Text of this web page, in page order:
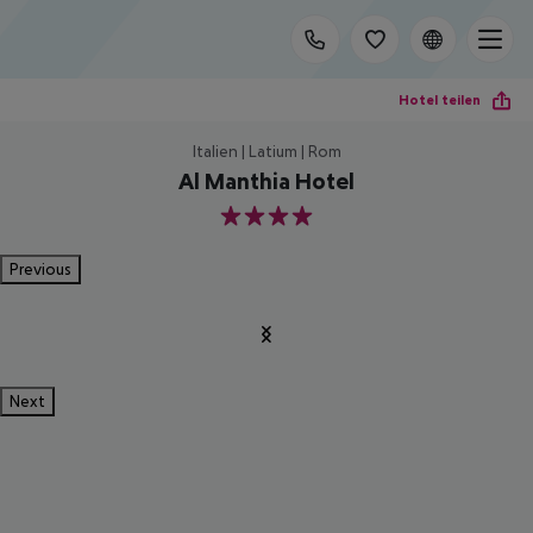
Hotel teilen
Italien | Latium | Rom
Al Manthia Hotel
4
Previous
Next